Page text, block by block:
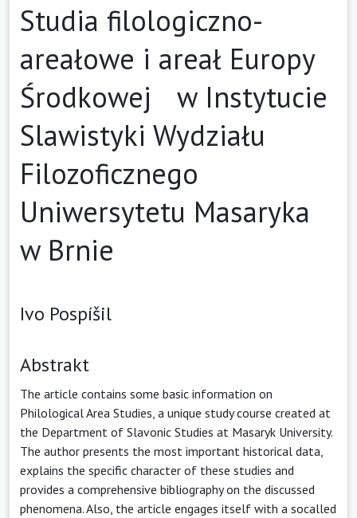
Studia filologiczno-
areałowe i areał Europy
Środkowej w Instytucie
Slawistyki Wydziału
Filozoficznego
Uniwersytetu Masaryka
w Brnie
Ivo Pospíšil
Abstrakt
The article contains some basic information on
Philological Area Studies, a unique study course created at
the Department of Slavonic Studies at Masaryk University.
The author presents the most important historical data,
explains the specific character of these studies and
provides a comprehensive bibliography on the discussed
phenomena. Also, the article engages itself with a so­called